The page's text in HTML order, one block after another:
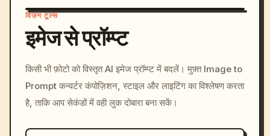
c, cyberpunk sunset, neon
colors, 8k --v 6.0
विज़न टूल्स
इमेज से प्रॉम्प्ट
किसी भी फ़ोटो को विस्तृत AI इमेज प्रॉम्प्ट में बदलें। मुफ़्त Image to
Prompt कन्वर्टर कंपोज़िशन, स्टाइल और लाइटिंग का विश्लेषण करता
है, ताकि आप सेकंडों में वही लुक दोबारा बना सकें।